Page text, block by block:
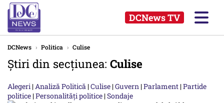
DCNews TV
DCNews › Politica › Culise
Știri din secțiunea: Culise
Alegeri |Analiză Politică |Culise |Guvern |Parlament |Partide
politice |Personalități politice |Sondaje